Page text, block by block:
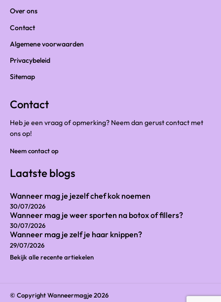
Over ons
Contact
Algemene voorwaarden
Privacybeleid
Sitemap
Contact
Heb je een vraag of opmerking? Neem dan gerust contact met
ons op!
Neem contact op
Laatste blogs
Wanneer mag je jezelf chef kok noemen
30/07/2026
Wanneer mag je weer sporten na botox of fillers?
30/07/2026
Wanneer mag je zelf je haar knippen?
29/07/2026
Bekijk alle recente artiekelen
© Copyright Wanneermagje 2026